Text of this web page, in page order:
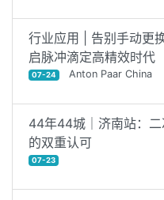
行业应用 | 告别手动更
启脉冲滴定高精效时代
07-24 Anton Paar China
44年44城｜济南站：
的双重认可
07-23